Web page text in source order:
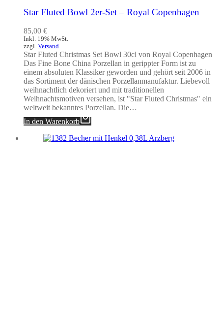
Star Fluted Bowl 2er-Set – Royal Copenhagen
85,00 €
Inkl. 19% MwSt.
zzgl. Versand
Star Fluted Christmas Set Bowl 30cl von Royal Copenhagen
Das Fine Bone China Porzellan in gerippter Form ist zu
einem absoluten Klassiker geworden und gehört seit 2006 in
das Sortiment der dänischen Porzellanmanufaktur. Liebevoll
weihnachtlich dekoriert und mit traditionellen
Weihnachtsmotiven versehen, ist "Star Fluted Christmas" ein
weltweit bekanntes Porzellan. Die…
In den Warenkorb